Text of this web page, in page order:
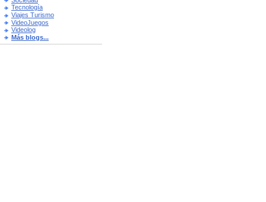
Tecnología
Viajes Turismo
VideoJuegos
Videolog
Más blogs...